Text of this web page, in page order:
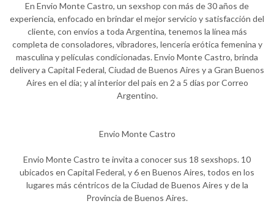
En Envio Monte Castro, un sexshop con más de 30 años de
experiencia, enfocado en brindar el mejor servicio y satisfacción del
cliente, con envíos a toda Argentina, tenemos la línea más
completa de consoladores, vibradores, lencería erótica femenina y
masculina y películas condicionadas. Envio Monte Castro, brinda
delivery a Capital Federal, Ciudad de Buenos Aires y a Gran Buenos
Aires en el día; y al interior del pais en 2 a 5 días por Correo
Argentino.
Envio Monte Castro
Envio Monte Castro te invita a conocer sus 18 sexshops. 10
ubicados en Capital Federal, y 6 en Buenos Aires, todos en los
lugares más céntricos de la Ciudad de Buenos Aires y de la
Provincia de Buenos Aires.